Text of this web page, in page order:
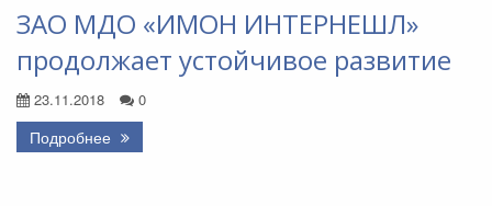
ЗАО МДО «ИМОН ИНТЕРНЕШЛ»
продолжает устойчивое развитие
23.11.2018 0
Подробнее